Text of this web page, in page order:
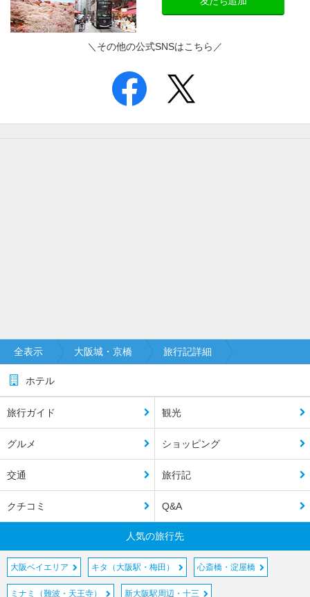
＼その他の公式SNSはこちら／
全表示 大阪城・京橋 旅行記詳細
ホテル
旅行ガイド 観光
グルメ ショッピング
交通 旅行記
クチコミ Q&A
人気の旅行先
大阪ベイエリア キタ（大阪駅・梅田） 心斎橋・淀屋橋
ミナミ（難波・天王寺） 新大阪駅周辺・十三